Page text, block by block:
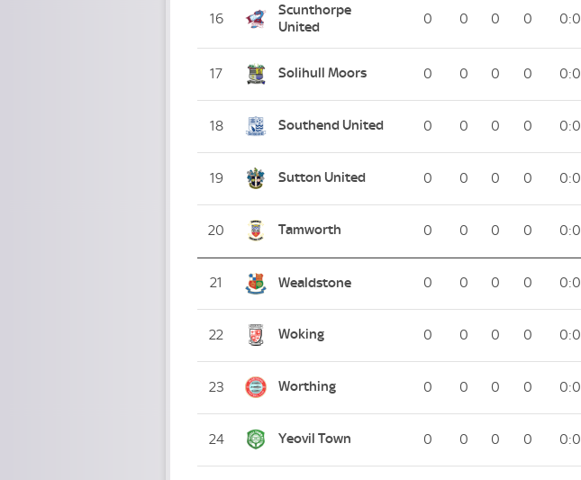
16
Scunthorpe
United
0 0 0 0 0:0
17 Solihull Moors 0 0 0 0 0:0
18 Southend United 0 0 0 0 0:0
19 Sutton United 0 0 0 0 0:0
20 Tamworth 0 0 0 0 0:0
21 Wealdstone 0 0 0 0 0:0
22 Woking 0 0 0 0 0:0
23 Worthing 0 0 0 0 0:0
24 Yeovil Town 0 0 0 0 0:0